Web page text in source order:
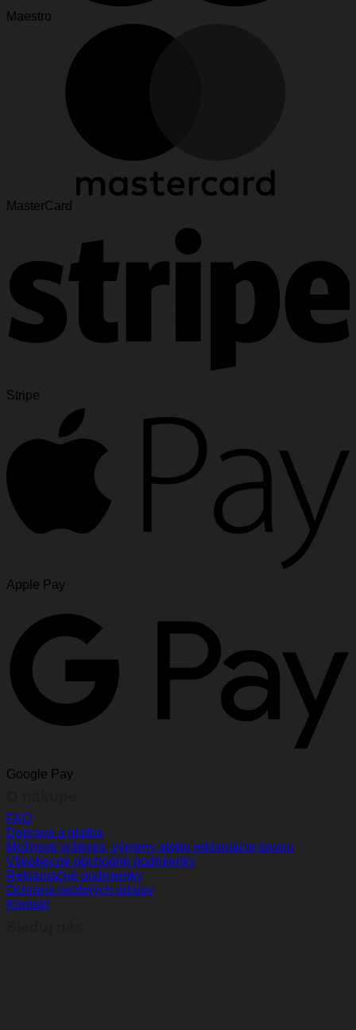
Maestro
MasterCard
Stripe
Apple Pay
Google Pay
FAQ
Doprava a platba
Možnosti vrátenia, výmeny alebo reklamácie tovaru
Všeobecné obchodné podmienky
Reklamačné podmienky
Ochrana osobných údajov
Kontakt